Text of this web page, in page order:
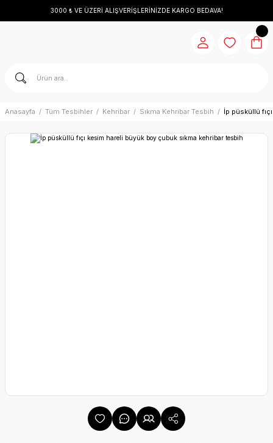
3000 ₺ VE ÜZERİ ALIŞVERİŞLERİNİZDE KARGO BEDAVA!
Anasayfa Tüm Tesbihler Kehribar Sıkma Kehribar Tesbih İp püsküllü